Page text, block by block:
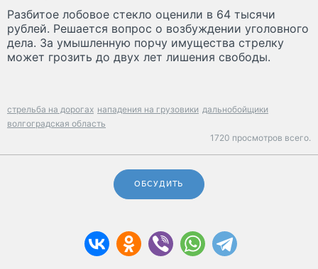
Разбитое лобовое стекло оценили в 64 тысячи
рублей. Решается вопрос о возбуждении уголовного
дела. За умышленную порчу имущества стрелку
может грозить до двух лет лишения свободы.
стрельба на дорогах нападения на грузовики дальнобойщики
волгоградская область
1720 просмотров всего.
ОБСУДИТЬ